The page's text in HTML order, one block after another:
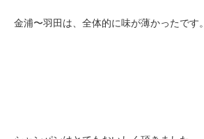
金浦〜羽田は、全体的に味が薄かったです。